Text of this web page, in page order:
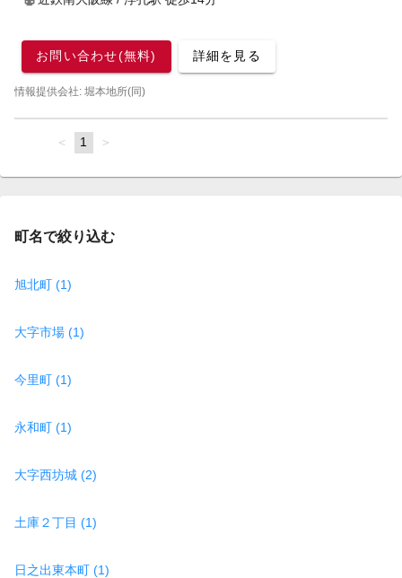
お問い合わせ(無料) 詳細を見る
情報提供会社: 堀本地所(同)
page
You're
page
1 page
町名で絞り込む
旭北町 (1)
大字市場 (1)
今里町 (1)
永和町 (1)
大字西坊城 (2)
土庫２丁目 (1)
日之出東本町 (1)